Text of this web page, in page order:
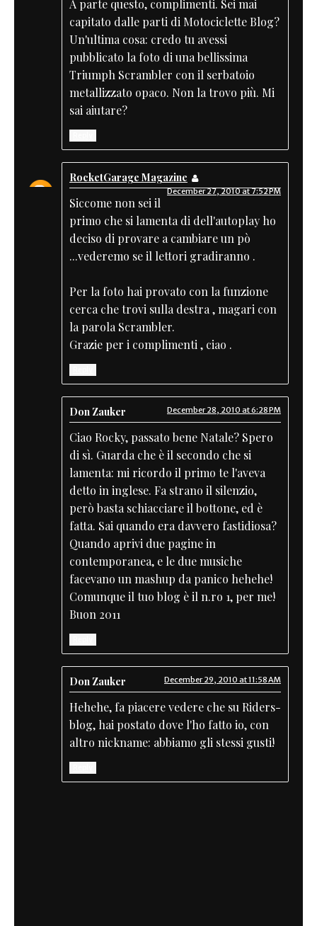
A parte questo, complimenti. Sei mai
capitato dalle parti di Motociclette Blog?
Un'ultima cosa: credo tu avessi
pubblicato la foto di una bellissima
Triumph Scrambler con il serbatoio
metallizzato opaco. Non la trovo più. Mi
sai aiutare?
RocketGarage Magazine
December 27, 2010 at 7:52 PM
Siccome non sei il
primo che si lamenta di dell'autoplay ho
deciso di provare a cambiare un pò
...vederemo se il lettori gradiranno .
Per la foto hai provato con la funzione
cerca che trovi sulla destra , magari con
la parola Scrambler.
Grazie per i complimenti , ciao .
Don Zauker December 28, 2010 at 6:28 PM
Ciao Rocky, passato bene Natale? Spero
di sì. Guarda che è il secondo che si
lamenta: mi ricordo il primo te l'aveva
detto in inglese. Fa strano il silenzio,
però basta schiacciare il bottone, ed è
fatta. Sai quando era davvero fastidiosa?
Quando aprivi due pagine in
contemporanea, e le due musiche
facevano un mashup da panico hehehe!
Comunque il tuo blog è il n.ro 1, per me!
Buon 2011
Don Zauker December 29, 2010 at 11:58 AM
Hehehe, fa piacere vedere che su Riders-
blog, hai postato dove l'ho fatto io, con
altro nickname: abbiamo gli stessi gusti!